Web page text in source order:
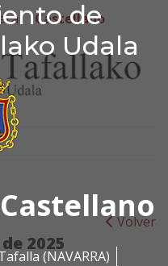
de
Udala
Castellano
(NAVARRA)
de
Castellano
Volver
2025